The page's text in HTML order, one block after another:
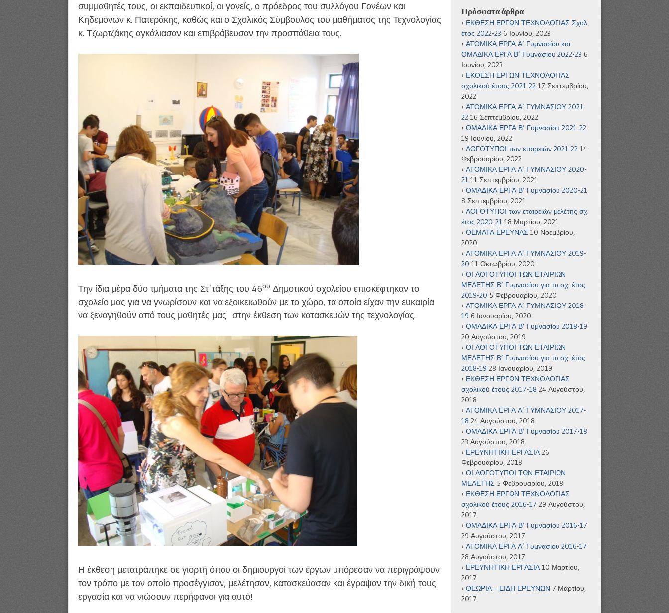
συμμαθητές τους, οι εκπαιδευτικοί, οι γονείς, ο πρόεδρος του συλλόγου Γονέων και
Κηδεμόνων κ. Πατεράκης, καθώς και ο Σχολικός Σύμβουλος του μαθήματος της Τεχνολογίας
κ. Τζωρτζάκης αγκάλιασαν και επιβράβευσαν την προσπάθεια τους.
Την ίδια μέρα δύο τμήματα της Στ΄τάξης του 46ου Δημοτικού σχολείου επισκέφτηκαν το
σχολείο μας για να γνωρίσουν και να εξοικειωθούν με το χώρο, τα οποία είχαν την ευκαιρία
να ξεναγηθούν από τους μαθητές μας στην έκθεση των κατασκευών της τεχνολογίας.
Η έκθεση μετατράπηκε σε γιορτή όπου οι δημιουργοί των έργων μπόρεσαν να περιγράψουν
τον τρόπο με τον οποίο προσέγγισαν, μελέτησαν, κατασκεύασαν και έγραψαν την δική τους
εργασία και να νιώσουν περήφανοι για αυτό!
Πρόσφατα άρθρα
ΕΚΘΕΣΗ ΕΡΓΩΝ ΤΕΧΝΟΛΟΓΙΑΣ Σχολ.
έτος 2022-23 6 Ιουνίου, 2023
ΑΤΟΜΙΚΑ ΕΡΓΑ Α’ Γυμνασίου και
ΟΜΑΔΙΚΑ ΕΡΓΑ Β’ Γυμνασίου 2022-23 6
Ιουνίου, 2023
ΕΚΘΕΣΗ ΕΡΓΩΝ ΤΕΧΝΟΛΟΓΙΑΣ
σχολικού έτους 2021-22 17 Σεπτεμβρίου,
2022
ΑΤΟΜΙΚΑ ΕΡΓΑ Α’ ΓΥΜΝΑΣΙΟΥ 2021-
22 16 Σεπτεμβρίου, 2022
ΟΜΑΔΙΚΑ ΕΡΓΑ Β’ Γυμνασίου 2021-22
19 Ιουνίου, 2022
ΛΟΓΟΤΥΠΟΙ των εταιρειών 2021-22 14
Φεβρουαρίου, 2022
ΑΤΟΜΙΚΑ ΕΡΓΑ Α’ ΓΥΜΝΑΣΙΟΥ 2020-
21 11 Σεπτεμβρίου, 2021
ΟΜΑΔΙΚΑ ΕΡΓΑ Β’ Γυμνασίου 2020-21
8 Σεπτεμβρίου, 2021
ΛΟΓΟΤΥΠΟΙ των εταιρειών μελέτης σχ.
έτος 2020-21 18 Μαρτίου, 2021
ΘΕΜΑΤΑ ΕΡΕΥΝΑΣ 10 Νοεμβρίου,
2020
ΑΤΟΜΙΚΑ ΕΡΓΑ Α’ ΓΥΜΝΑΣΙΟΥ 2019-
20 11 Οκτωβρίου, 2020
ΟΙ ΛΟΓΟΤΥΠΟΙ ΤΩΝ ΕΤΑΙΡΙΩΝ
ΜΕΛΕΤΗΣ Β’ Γυμνασίου για το σχ. έτος
2019-20 5 Φεβρουαρίου, 2020
ΑΤΟΜΙΚΑ ΕΡΓΑ Α’ ΓΥΜΝΑΣΙΟΥ 2018-
19 6 Ιανουαρίου, 2020
ΟΜΑΔΙΚΑ ΕΡΓΑ Β’ Γυμνασίου 2018-19
20 Αυγούστου, 2019
ΟΙ ΛΟΓΟΤΥΠΟΙ ΤΩΝ ΕΤΑΙΡΙΩΝ
ΜΕΛΕΤΗΣ Β’ Γυμνασίου για το σχ. έτος
2018-19 28 Ιανουαρίου, 2019
ΕΚΘΕΣΗ ΕΡΓΩΝ ΤΕΧΝΟΛΟΓΙΑΣ
σχολικού έτους 2017-18 24 Αυγούστου,
2018
ΑΤΟΜΙΚΑ ΕΡΓΑ Α’ ΓΥΜΝΑΣΙΟΥ 2017-
18 24 Αυγούστου, 2018
ΟΜΑΔΙΚΑ ΕΡΓΑ Β’ Γυμνασίου 2017-18
23 Αυγούστου, 2018
ΕΡΕΥΝΗΤΙΚΗ ΕΡΓΑΣΙΑ 26
Φεβρουαρίου, 2018
ΟΙ ΛΟΓΟΤΥΠΟΙ ΤΩΝ ΕΤΑΙΡΙΩΝ
ΜΕΛΕΤΗΣ 5 Φεβρουαρίου, 2018
ΕΚΘΕΣΗ ΕΡΓΩΝ ΤΕΧΝΟΛΟΓΙΑΣ
σχολικού έτους 2016-17 29 Αυγούστου,
2017
ΟΜΑΔΙΚΑ ΕΡΓΑ Β’ Γυμνασίου 2016-17
29 Αυγούστου, 2017
ΑΤΟΜΙΚΑ ΕΡΓΑ Α’ Γυμνασίου 2016-17
28 Αυγούστου, 2017
ΕΡΕΥΝΗΤΙΚΗ ΕΡΓΑΣΙΑ 10 Μαρτίου,
2017
ΘΕΩΡΙΑ – ΕΙΔΗ ΕΡΕΥΝΩΝ 7 Μαρτίου,
2017